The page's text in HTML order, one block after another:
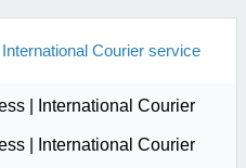
Courier service